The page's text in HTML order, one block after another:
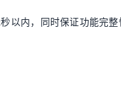
以内，同时保证功能完整